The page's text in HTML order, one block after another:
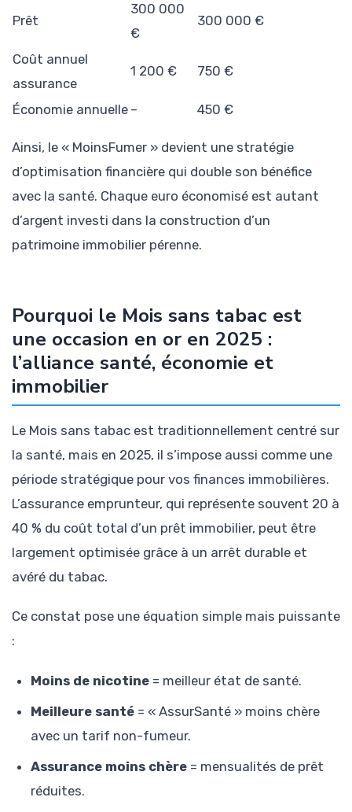
Prêt
300 000
€
300 000 €
Coût annuel
assurance
1 200 € 750 €
Économie annuelle – 450 €
Ainsi, le « MoinsFumer » devient une stratégie
d’optimisation financière qui double son bénéfice
avec la santé. Chaque euro économisé est autant
d’argent investi dans la construction d’un
patrimoine immobilier pérenne.
Pourquoi le Mois sans tabac est
une occasion en or en 2025 :
l’alliance santé, économie et
immobilier
Le Mois sans tabac est traditionnellement centré sur
la santé, mais en 2025, il s’impose aussi comme une
période stratégique pour vos finances immobilières.
L’assurance emprunteur, qui représente souvent 20 à
40 % du coût total d’un prêt immobilier, peut être
largement optimisée grâce à un arrêt durable et
avéré du tabac.
Ce constat pose une équation simple mais puissante
:
Moins de nicotine = meilleur état de santé.
Meilleure santé = « AssurSanté » moins chère
avec un tarif non-fumeur.
Assurance moins chère = mensualités de prêt
réduites.